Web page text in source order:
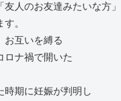
人のお友達みたいな方」
。
お互いを縛る
ロナ禍で開いた
時期に妊娠が判明し